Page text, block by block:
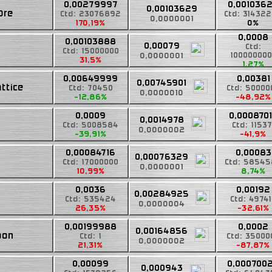
0,00279997
Ctd: 23076892
170,19%
0,00103629
0,0000001 Ctd:
0%
0,00103888
Ctd: 15000000
31,5%
0,00079
0,0000001
0,0008
Ctd:
1,27%
0,00649999
Ctd: 70450
-12,86%
0,00745901
0,0000010
0,00381
Ctd:
-48,92%
0,0009
Ctd: 5008584
-39,91%
0,0014978
0,0000002 Ctd:
-41,9%
0,00084716
Ctd: 17000000
10,99%
0,00076329
0,0000001
0,00083
Ctd:
8,74%
0,0036
Ctd: 535424
26,35%
0,00284925
0,0000004
0,00192
Ctd:
-32,61%
0,00199988
Ctd: 1
21,31%
0,00164856
0,0000002
0,0002
Ctd:
-87,87%
0,00099 0,000943